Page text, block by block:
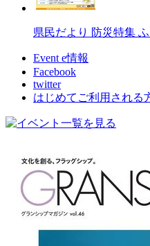
県民だより 防災特集
Event e情報
Facebook
twitter
はじめてご利用される